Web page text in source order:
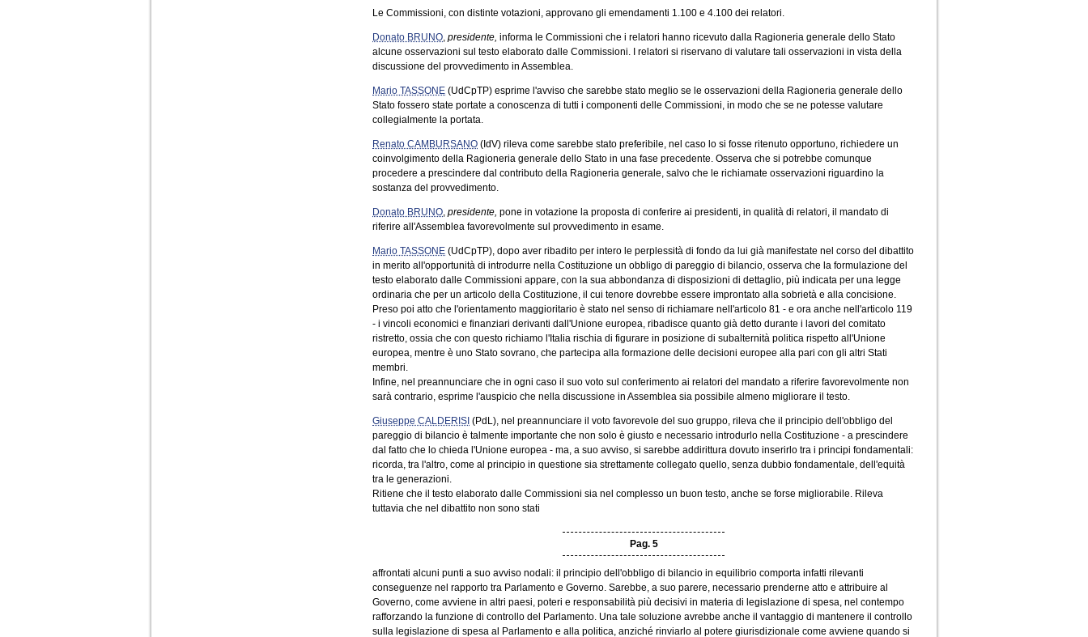
Le Commissioni, con distinte votazioni, approvano gli emendamenti 1.100 e 4.100 dei relatori.
Donato BRUNO, presidente, informa le Commissioni che i relatori hanno ricevuto dalla Ragioneria generale dello Stato
alcune osservazioni sul testo elaborato dalle Commissioni. I relatori si riservano di valutare tali osservazioni in vista della
discussione del provvedimento in Assemblea.
Mario TASSONE (UdCpTP) esprime l'avviso che sarebbe stato meglio se le osservazioni della Ragioneria generale dello
Stato fossero state portate a conoscenza di tutti i componenti delle Commissioni, in modo che se ne potesse valutare
collegialmente la portata.
Renato CAMBURSANO (IdV) rileva come sarebbe stato preferibile, nel caso lo si fosse ritenuto opportuno, richiedere un
coinvolgimento della Ragioneria generale dello Stato in una fase precedente. Osserva che si potrebbe comunque
procedere a prescindere dal contributo della Ragioneria generale, salvo che le richiamate osservazioni riguardino la
sostanza del provvedimento.
Donato BRUNO, presidente, pone in votazione la proposta di conferire ai presidenti, in qualità di relatori, il mandato di
riferire all'Assemblea favorevolmente sul provvedimento in esame.
Mario TASSONE (UdCpTP), dopo aver ribadito per intero le perplessità di fondo da lui già manifestate nel corso del dibattito
in merito all'opportunità di introdurre nella Costituzione un obbligo di pareggio di bilancio, osserva che la formulazione del
testo elaborato dalle Commissioni appare, con la sua abbondanza di disposizioni di dettaglio, più indicata per una legge
ordinaria che per un articolo della Costituzione, il cui tenore dovrebbe essere improntato alla sobrietà e alla concisione.
Preso poi atto che l'orientamento maggioritario è stato nel senso di richiamare nell'articolo 81 - e ora anche nell'articolo 119
- i vincoli economici e finanziari derivanti dall'Unione europea, ribadisce quanto già detto durante i lavori del comitato
ristretto, ossia che con questo richiamo l'Italia rischia di figurare in posizione di subalternità politica rispetto all'Unione
europea, mentre è uno Stato sovrano, che partecipa alla formazione delle decisioni europee alla pari con gli altri Stati
membri.
Infine, nel preannunciare che in ogni caso il suo voto sul conferimento ai relatori del mandato a riferire favorevolmente non
sarà contrario, esprime l'auspicio che nella discussione in Assemblea sia possibile almeno migliorare il testo.
Giuseppe CALDERISI (PdL), nel preannunciare il voto favorevole del suo gruppo, rileva che il principio dell'obbligo del
pareggio di bilancio è talmente importante che non solo è giusto e necessario introdurlo nella Costituzione - a prescindere
dal fatto che lo chieda l'Unione europea - ma, a suo avviso, si sarebbe addirittura dovuto inserirlo tra i principi fondamentali:
ricorda, tra l'altro, come al principio in questione sia strettamente collegato quello, senza dubbio fondamentale, dell'equità
tra le generazioni.
Ritiene che il testo elaborato dalle Commissioni sia nel complesso un buon testo, anche se forse migliorabile. Rileva
tuttavia che nel dibattito non sono stati
Pag. 5
affrontati alcuni punti a suo avviso nodali: il principio dell'obbligo di bilancio in equilibrio comporta infatti rilevanti
conseguenze nel rapporto tra Parlamento e Governo. Sarebbe, a suo parere, necessario prenderne atto e attribuire al
Governo, come avviene in altri paesi, poteri e responsabilità più decisivi in materia di legislazione di spesa, nel contempo
rafforzando la funzione di controllo del Parlamento. Una tale soluzione avrebbe anche il vantaggio di mantenere il controllo
sulla legislazione di spesa al Parlamento e alla politica, anziché rinviarlo al potere giurisdizionale come avviene quando si